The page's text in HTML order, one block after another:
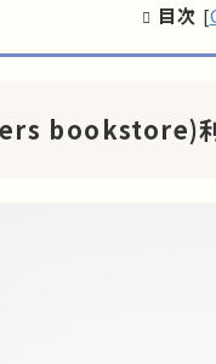
目次 [
bookstore)